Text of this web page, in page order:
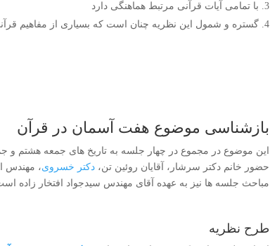
با تمامی آیات قرآنی مرتبط هماهنگی دارد
گستره و شمول این نظریه چنان است که بسیاری از مفاهیم
بازشناسی موضوع هفت آسمان در قرآن
حضور خانم دکتر سرشار، آقایان روئین تن، دکتر خسروی، مهندس
مباحث جلسه ها نیز به عهده آقای مهندس سیدجواد افتخار زاده
طرح نظریه